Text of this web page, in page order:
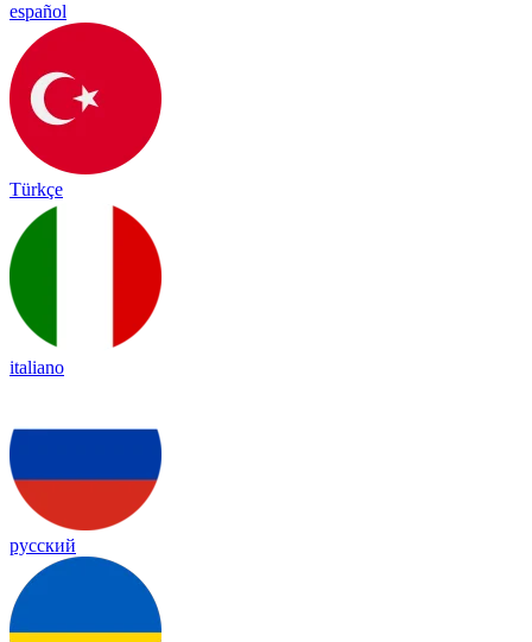
español
Türkçe
italiano
русский